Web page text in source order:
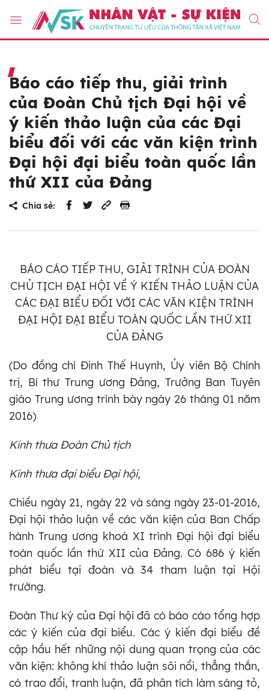
Báo cáo tiếp thu, giải trình
của Đoàn Chủ tịch Đại hội về
ý kiến thảo luận của các Đại
biểu đối với các văn kiện trình
Đại hội đại biểu toàn quốc lần
thứ XII của Đảng
Chia sẻ:
BÁO CÁO TIẾP THU, GIẢI TRÌNH CỦA ĐOÀN
CHỦ TỊCH ĐẠI HỘI VỀ Ý KIẾN THẢO LUẬN CỦA
CÁC ĐẠI BIỂU ĐỐI VỚI CÁC VĂN KIỆN TRÌNH
ĐẠI HỘI ĐẠI BIỂU TOÀN QUỐC LẦN THỨ XII
CỦA ĐẢNG
(Do đồng chí Đinh Thế Huynh, Ủy viên Bộ Chính
trị, Bí thư Trung ương Đảng, Trưởng Ban Tuyên
giáo Trung ương trình bày ngày 26 tháng 01 năm
2016)
Kính thưa Đoàn Chủ tịch
Kính thưa đại biểu Đại hội,
Chiều ngày 21, ngày 22 và sáng ngày 23-01-2016,
Đại hội thảo luận về các văn kiện của Ban Chấp
hành Trung ương khoá XI trình Đại hội đại biểu
toàn quốc lần thứ XII của Đảng. Có 686 ý kiến
phát biểu tại đoàn và 34 tham luận tại Hội
trường.
Đoàn Thư ký của Đại hội đã có báo cáo tổng hợp
các ý kiến của đại biểu. Các ý kiến đại biểu đề
cập hầu hết những nội dung quan trọng của các
văn kiện: không khí thảo luận sôi nổi, thẳng thắn,
có trao đổi, tranh luận, đã phân tích làm sáng tỏ,